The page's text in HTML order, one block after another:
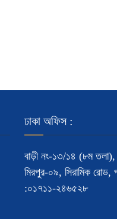
ঢাকা অফিস :
বাড়ী নং-১৩/১৪ (৮ম
মিরপুর-০৯, সিরামিক রোড,
:০১৭১১-২৪৬৫২৮